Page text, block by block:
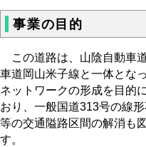
事業の目的
この道路は、山陰自動車
車道岡山米子線と一体とな
ネットワークの形成を目的
おり、一般国道313号の線
等の交通隘路区間の解消も
す。